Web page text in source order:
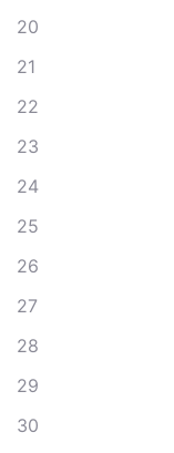
20
21
22
23
24
25
26
27
28
29
30